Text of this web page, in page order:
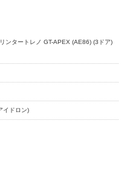
ンタートレノ GT-APEX (AE86) (3ドア)
イドロン)